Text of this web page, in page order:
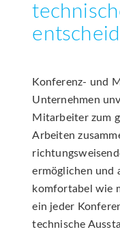
Konferenz- und
Unternehmen
Mitarbeiter zum
Arbeiten
ermöglichen und
komfortabel wie
ein jeder
technische